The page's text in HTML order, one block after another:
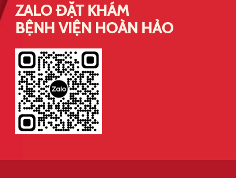
ZALO ĐẶT KHÁM
BỆNH VIỆN HOÀN HẢO